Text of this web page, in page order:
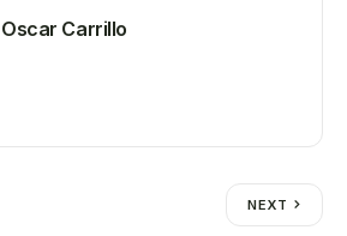
Oscar Carrillo
NEXT